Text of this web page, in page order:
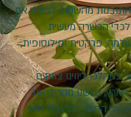
התובנות מהשטח, לפשט את
לכדי הכשרה מעשית
פרקטית ופילוסופית,
ליווינו צוותים
הארץ, פגשנו מקרוב את
החינוך וההורים היא